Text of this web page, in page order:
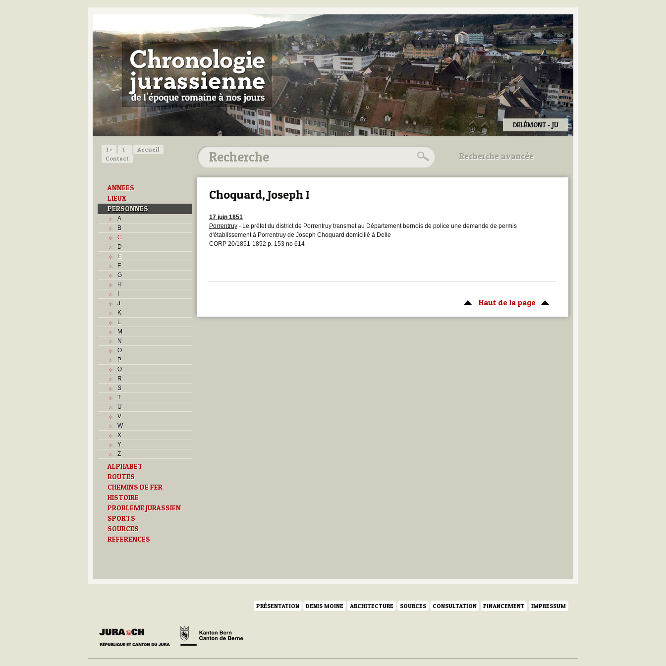
DELÉMONT - JU
T+ T-
Accueil
Contact
ANNEES
LIEUX
PERSONNES
A
B
C
D
E
F
G
H
I
J
K
L
M
N
O
P
Q
R
S
T
U
V
W
X
Y
Z
ALPHABET
ROUTES
CHEMINS DE FER
HISTOIRE
PROBLEME JURASSIEN
SPORTS
SOURCES
REFERENCES
Recherche avancée
Utilisez les champs ci-dessous
Choquard, Joseph I
17 juin 1851
Porrentruy - Le préfet du district de Porrentruy transmet au Département bernois de police une demande de permis
d'établissement à Porrentruy de Joseph Choquard domicilié à Delle
CORP 20/1851-1852 p. 153 no 614
Haut de la page
PRÉSENTATION DENIS MOINE ARCHITECTURE SOURCES CONSULTATION FINANCEMENT IMPRESSUM